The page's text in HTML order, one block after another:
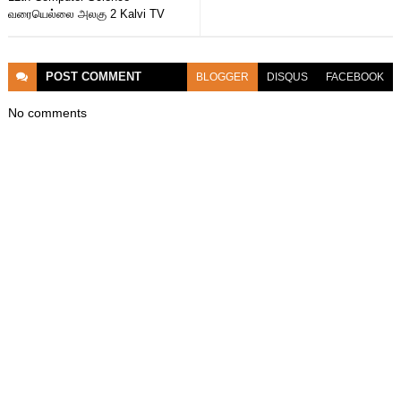
வரையெல்லை அலகு 2 Kalvi TV
POST COMMENT BLOGGER DISQUS FACEBOOK
No comments